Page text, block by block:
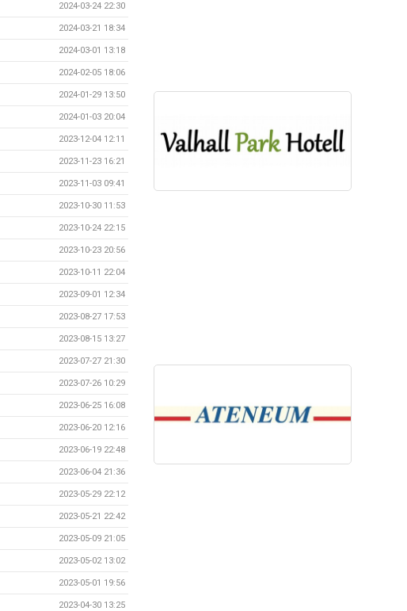
2024-03-24 22:30
2024-03-21 18:34
2024-03-01 13:18
2024-02-05 18:06
2024-01-29 13:50
2024-01-03 20:04
2023-12-04 12:11
2023-11-23 16:21
2023-11-03 09:41
2023-10-30 11:53
2023-10-24 22:15
2023-10-23 20:56
2023-10-11 22:04
2023-09-01 12:34
2023-08-27 17:53
2023-08-15 13:27
2023-07-27 21:30
2023-07-26 10:29
2023-06-25 16:08
2023-06-20 12:16
2023-06-19 22:48
2023-06-04 21:36
2023-05-29 22:12
2023-05-21 22:42
2023-05-09 21:05
2023-05-02 13:02
2023-05-01 19:56
2023-04-30 13:25